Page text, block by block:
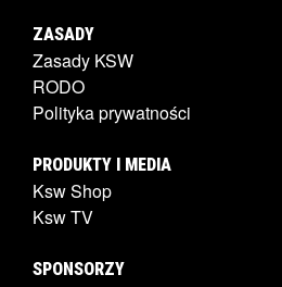
ZASADY
Zasady KSW
RODO
Polityka prywatności
PRODUKTY I MEDIA
Ksw Shop
Ksw TV
SPONSORZY